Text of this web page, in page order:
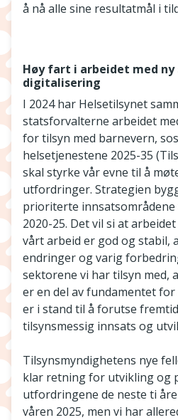
å nå alle sine resultatmål i
Høy fart i arbeidet med
digitalisering
I 2024 har Helsetilsynet
statsforvalterne arbeidet
for tilsyn med barnevern,
helsetjenestene 2025-35
skal styrke vår evne til å
utfordringer. Strategien
prioriterte
2020-25. Det vil si at
vårt arbeid er god og stabil,
endringer og varig
sektorene vi har tilsyn med,
er en del av fundamentet
er i stand til å forutse
tilsynsmessig innsats og
Tilsynsmyndighetens nye
klar retning for utvikling og
utfordringene de neste ti
våren 2025, men vi har